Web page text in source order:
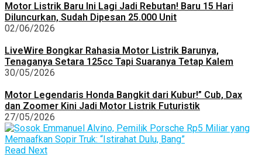
Motor Listrik Baru Ini Lagi Jadi Rebutan! Baru 15 Hari
Diluncurkan, Sudah Dipesan 25.000 Unit
02/06/2026
LiveWire Bongkar Rahasia Motor Listrik Barunya,
Tenaganya Setara 125cc Tapi Suaranya Tetap Kalem
30/05/2026
Motor Legendaris Honda Bangkit dari Kubur!” Cub, Dax
dan Zoomer Kini Jadi Motor Listrik Futuristik
27/05/2026
Read Next